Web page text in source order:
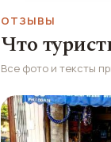
ОТЗЫВЫ
Что
Все фото и тексты